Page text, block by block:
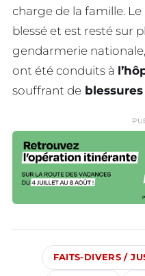
charge de la famille.
blessé et est resté sur
gendarmerie
ont été conduits à
souffrant de
FAITS-DIVERS /